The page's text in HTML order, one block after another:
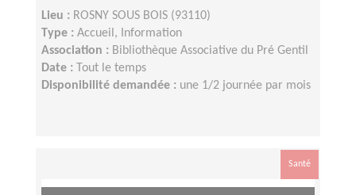
Lieu : ROSNY SOUS BOIS (93110)
Type : Accueil, Information
Association : Bibliothèque Associative du Pré Gentil
Date :
Tout le temps
Disponibilité demandée : une 1/2 journée par mois
Santé